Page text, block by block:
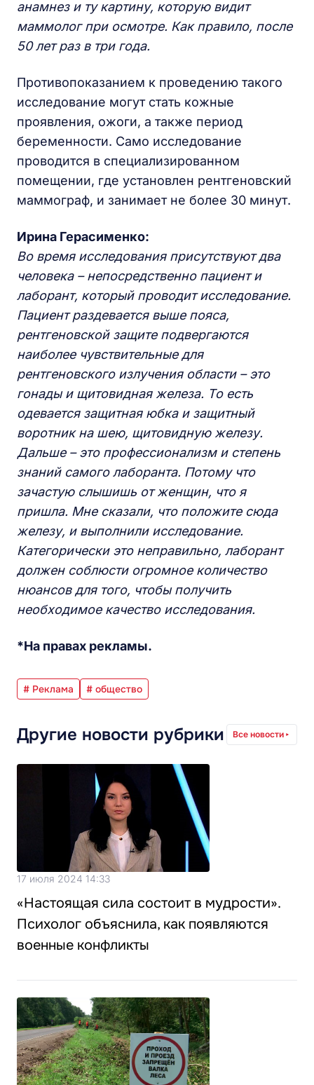
анамнез и ту картину, которую видит
маммолог при осмотре. Как правило, после
50 лет раз в три года.
Противопоказанием к проведению такого
исследование могут стать кожные
проявления, ожоги, а также период
беременности. Само исследование
проводится в специализированном
помещении, где установлен рентгеновский
маммограф, и занимает не более 30 минут.
Ирина Герасименко:
Во время исследования присутствуют два
человека – непосредственно пациент и
лаборант, который проводит исследование.
Пациент раздевается выше пояса,
рентгеновской защите подвергаются
наиболее чувствительные для
рентгеновского излучения области – это
гонады и щитовидная железа. То есть
одевается защитная юбка и защитный
воротник на шею, щитовидную железу.
Дальше – это профессионализм и степень
знаний самого лаборанта. Потому что
зачастую слышишь от женщин, что я
пришла. Мне сказали, что положите сюда
железу, и выполнили исследование.
Категорически это неправильно, лаборант
должен соблюсти огромное количество
нюансов для того, чтобы получить
необходимое качество исследования.
*На правах рекламы.
# Реклама # общество
Другие новости рубрики Все новости
17 июля 2024 14:33
«Настоящая сила состоит в мудрости».
Психолог объяснила, как появляются
военные конфликты